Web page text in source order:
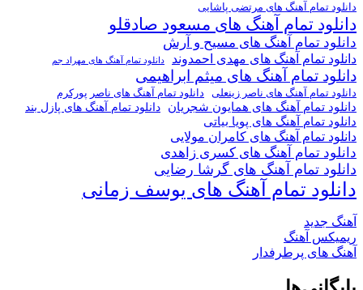
دانلود تمام آهنگ های مرتضی پاشایی
دانلود تمام آهنگ های مسعود صادقلو
دانلود تمام آهنگ های مسیح و آرش
دانلود تمام آهنگ های مهدی احمدوند دانلود تمام آهنگ های مهراد جم
دانلود تمام آهنگ های میثم ابراهیمی
دانلود تمام آهنگ های ناصر زینعلی دانلود تمام آهنگ های ناصر پورکرم
دانلود تمام آهنگ های همایون شجریان دانلود تمام آهنگ های پازل بند
دانلود تمام آهنگ های پویا بیاتی
دانلود تمام آهنگ های کامران مولایی
دانلود تمام آهنگ های کسری زاهدی
دانلود تمام آهنگ های گرشا رضایی
دانلود تمام آهنگ های یوسف زمانی
آهنگ جدید
ریمیکس آهنگ
آهنگ های پرطرفدار